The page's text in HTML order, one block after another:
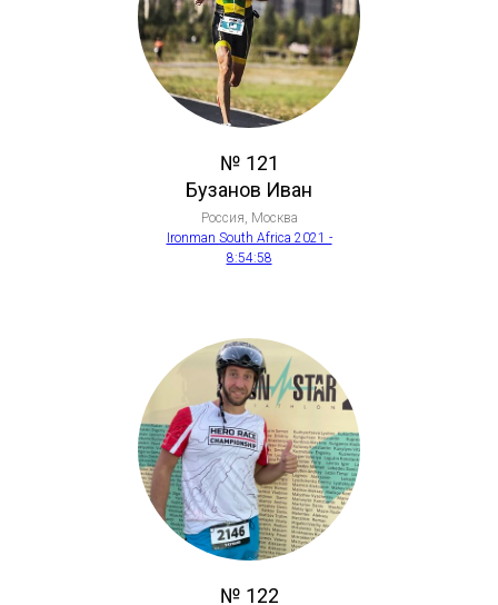
№ 121
Бузанов Иван
Россия, Москва
Ironman South Africa 2021 -
8:54:58
№ 122